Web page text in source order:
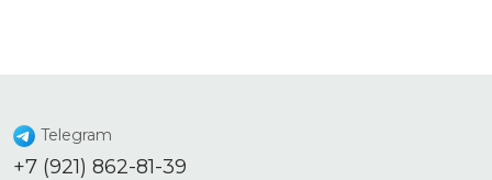
Telegram
+7 (921) 862-81-39